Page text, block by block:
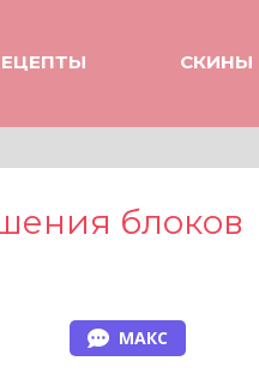
СКИНЫ
блоков
МАКС